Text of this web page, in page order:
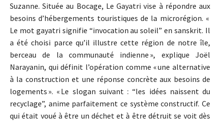
Suzanne. Située au Bocage, Le Gayatri vise à répondre aux
besoins d’hébergements touristiques de la microrégion. «
Le mot gayatri signifie “invocation au soleil” en sanskrit. Il
a été choisi parce qu’il illustre cette région de notre île,
berceau de la communauté indienne », explique Joël
Narayanin, qui définit l’opération comme « une alternative
à la construction et une réponse concrète aux besoins de
logements ». « Le slogan suivant : “les idées naissent du
recyclage”, anime parfaitement ce système constructif. Ce
qui était voué à être un déchet et à être détruit se voit dès